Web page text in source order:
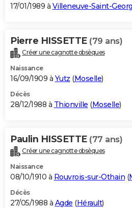
17/01/1989 à Villeneuve-Saint-
Pierre HISSETTE (79 ans)
Créer une cagnotte obsèques
Naissance
16/09/1909 à Yutz (Moselle)
Décès
28/12/1988 à Thionville (Moselle)
Paulin HISSETTE (77 ans)
Créer une cagnotte obsèques
Naissance
08/10/1910 à Rouvrois-sur-Othain (
Décès
27/05/1988 à Agde (Hérault)